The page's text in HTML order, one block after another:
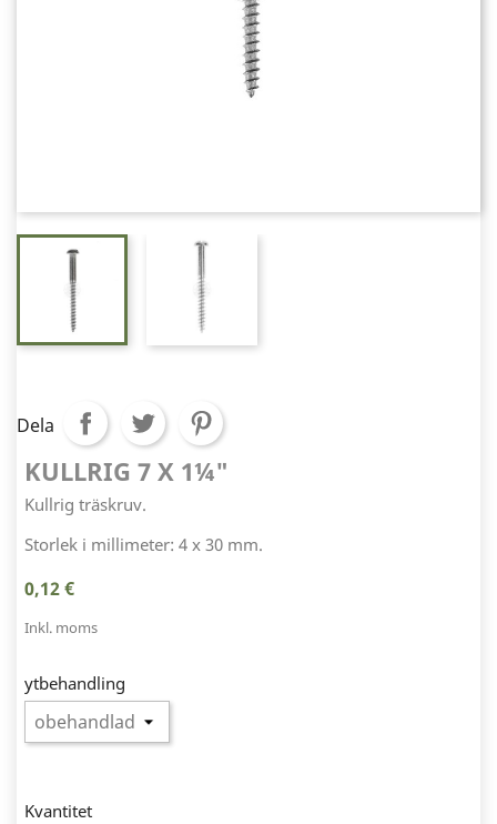
Dela
KULLRIG 7 X 1¼"
Kullrig träskruv.
Storlek i millimeter: 4 x 30 mm.
0,12 €
Inkl. moms
ytbehandling
Kvantitet